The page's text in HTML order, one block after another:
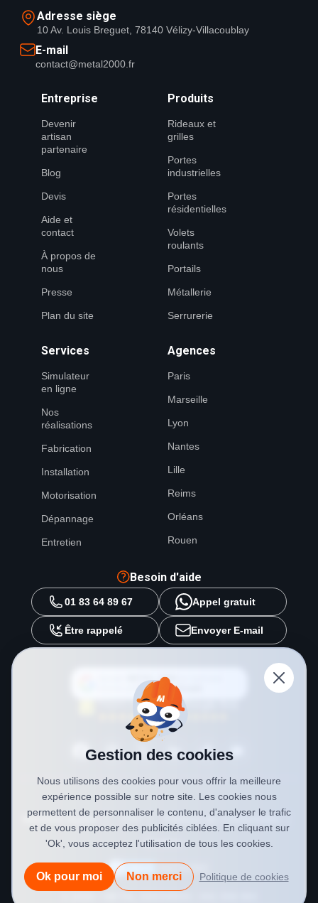
Adresse siège
10 Av. Louis Breguet, 78140 Vélizy-Villacoublay
E-mail
contact@metal2000.fr
Entreprise
Devenir
artisan
partenaire
Blog
Devis
Aide et
contact
À propos de
nous
Presse
Plan du site
Produits
Rideaux et
grilles
Portes
industrielles
Portes
résidentielles
Volets
roulants
Portails
Métallerie
Serrurerie
Services
Simulateur
en ligne
Nos
réalisations
Fabrication
Installation
Motorisation
Dépannage
Entretien
Agences
Paris
Marseille
Lyon
Nantes
Lille
Reims
Orléans
Rouen
Besoin d'aide
01 83 64 89 67 Appel gratuit
Être rappelé Envoyer E-mail
METAL 2000
source préférée surGoogle
Mentions légales CGV Politique de confidentialité
Cookies
Gestion des cookies
Nous utilisons des cookies pour vous offrir la meilleure
expérience possible sur notre site. Les cookies nous
permettent de personnaliser le contenu, d'analyser le trafic
et de vous proposer des publicités ciblées. En cliquant sur
'Ok', vous acceptez l'utilisation de tous les cookies.
Ok pour moi Non merci Politique de cookies